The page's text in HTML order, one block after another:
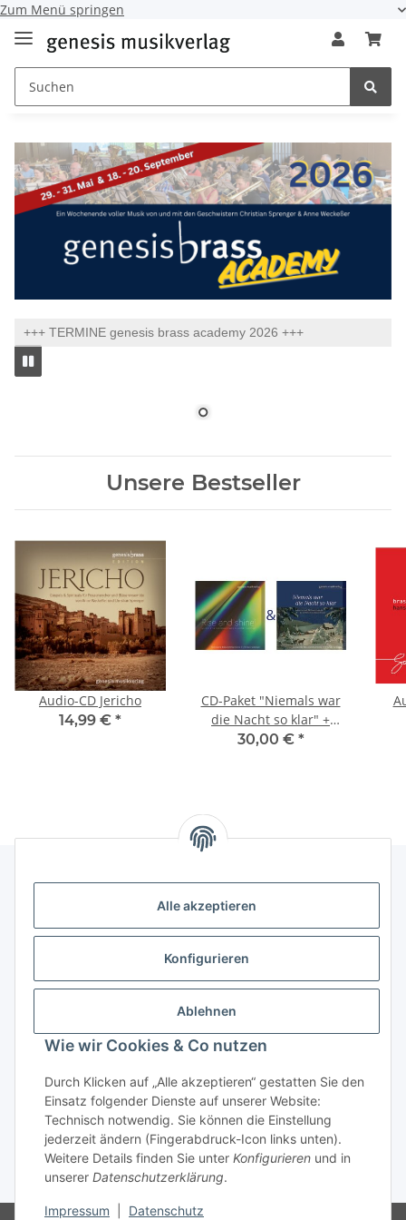
Zum Menü springen
Alle akzeptieren
Konfigurieren
Ablehnen
Wie wir Cookies & Co nutzen
Durch Klicken auf „Alle akzeptieren“ gestatten Sie den
Einsatz folgender Dienste auf unserer Website:
Technisch notwendig. Sie können die Einstellung
jederzeit ändern (Fingerabdruck-Icon links unten).
Weitere Details finden Sie unter Konfigurieren und in
unserer Datenschutzerklärung.
Impressum Datenschutz
+++ TERMINE genesis brass academy 2026 +++
Unsere Bestseller
Audio-CD Jericho
14,99 € *
CD-Paket "Niemals war
die Nacht so klar" +
"Rise and shine!" (sinf.
30,00 € *
genesis musikverlag Christian Sprenger
34630 Gilserberg
E-Mail:anne.weckesser@genesis-musikverlag.de
Informationen
Gesetzliche Informationen
* Alle Preise inkl. gesetzlicher USt., zzgl.Versand